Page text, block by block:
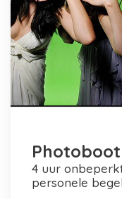
4 uur onbeperkt foto's maken en printen +
personele